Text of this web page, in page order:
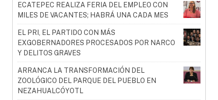
ECATEPEC REALIZA FERIA DEL EMPLEO CON
MILES DE VACANTES; HABRÁ UNA CADA MES
EL PRI, EL PARTIDO CON MÁS
EXGOBERNADORES PROCESADOS POR NARCO
Y DELITOS GRAVES
ARRANCA LA TRANSFORMACIÓN DEL
ZOOLÓGICO DEL PARQUE DEL PUEBLO EN
NEZAHUALCÓYOTL